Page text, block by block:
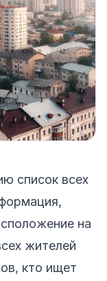
список всех
на
жителей
кто ищет